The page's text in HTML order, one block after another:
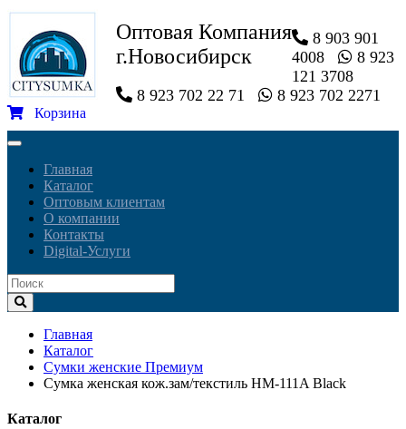
Оптовая Компания
г.Новосибирск
8 903 901
4008
8 923
121 3708
8 923 702 22 71
8 923 702 2271
Корзина
Toggle
navigationГлавная
Каталог
Оптовым клиентам
О компании
Контакты
Digital-Услуги
Главная
Каталог
Сумки женские Премиум
Сумка женская кож.зам/текстиль HM-111A Black
Каталог